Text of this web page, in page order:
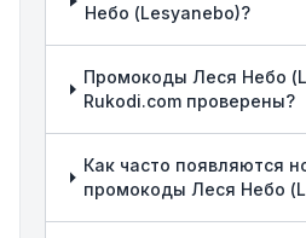
Небо (Lesyanebo)?
Промокоды Леся Небо
Rukodi.com проверены?
Как часто появляются
промокоды Леся Небо